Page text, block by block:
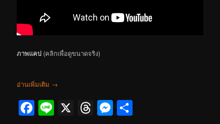
ภาพแคป (คลิกเพื่อดูขนาดจริง)
อ่านเพิ่มเติม →
Facebook
Line
X Threads
Messenger